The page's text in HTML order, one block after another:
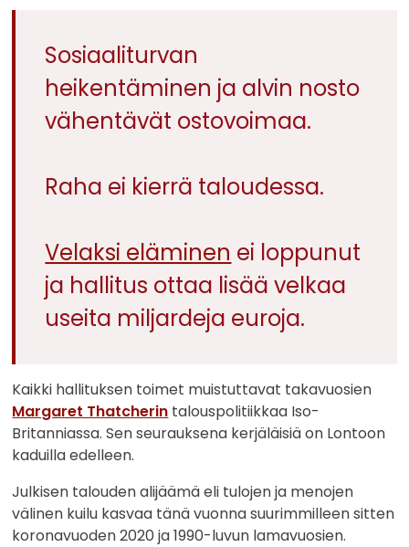
Sosiaaliturvan
heikentäminen ja alvin nosto
vähentävät ostovoimaa.
Raha ei kierrä taloudessa.
Velaksi eläminen ei loppunut
ja hallitus ottaa lisää velkaa
useita miljardeja euroja.
Kaikki hallituksen toimet muistuttavat takavuosien
Margaret Thatcherin talouspolitiikkaa Iso-
Britanniassa. Sen seurauksena kerjäläisiä on Lontoon
kaduilla edelleen.
Julkisen talouden alijäämä eli tulojen ja menojen
välinen kuilu kasvaa tänä vuonna suurimmilleen sitten
koronavuoden 2020 ja 1990-luvun lamavuosien.